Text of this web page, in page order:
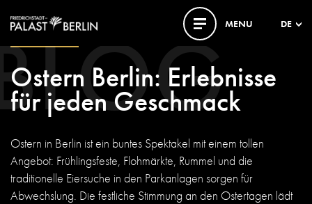
MENU DE
Ostern Berlin: Erlebnisse
für jeden Geschmack
Ostern in Berlin ist ein buntes Spektakel mit einem tollen
Angebot: Frühlingsfeste, Flohmärkte, Rummel und die
traditionelle Eiersuche in den Parkanlagen sorgen für
Abwechslung. Die festliche Stimmung an den Ostertagen lädt